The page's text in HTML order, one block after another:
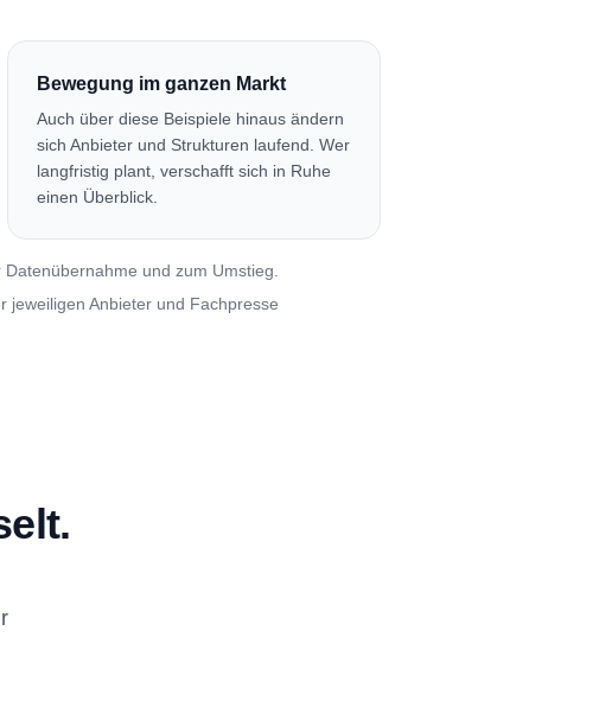
Bewegung im ganzen Markt
Auch über diese Beispiele hinaus ändern
sich Anbieter und Strukturen laufend. Wer
langfristig plant, verschafft sich in Ruhe
einen Überblick.
und zum Umstieg.
jeweiligen Anbieter und Fachpresse